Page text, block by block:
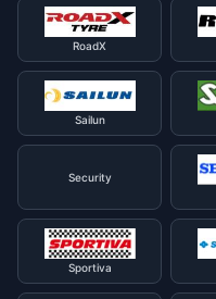
RoadX
Sailun
Security
Sportiva